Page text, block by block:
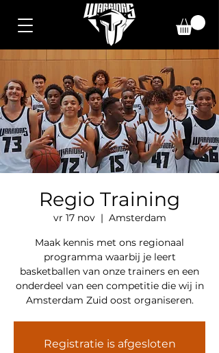
Regio Training
vr 17 nov
  |
Amsterdam
Maak kennis met ons regionaal
programma waarbij je leert
basketballen van onze trainers en een
onderdeel van een competitie die wij in
Amsterdam Zuid oost organiseren.
Registratie is afgesloten